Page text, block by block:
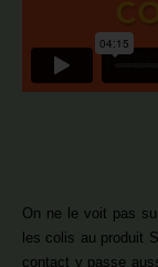
On ne le voit pas
les colis au produit
contact y passe